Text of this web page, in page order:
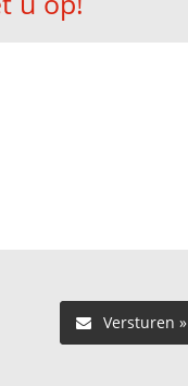
Versturen »